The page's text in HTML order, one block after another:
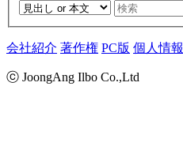
会社紹介 著作権 PC版 個人情報
ⓒ JoongAng Ilbo Co.,Ltd